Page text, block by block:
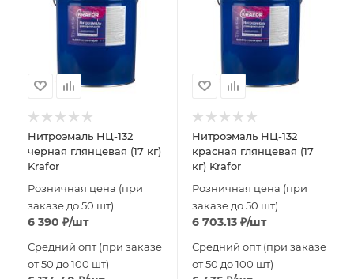
Нитроэмаль НЦ-132
черная глянцевая (17 кг)
Krafor
Розничная цена (при
заказе до 50 шт)
6 390 ₽/шт
Средний опт (при заказе
от 50 до 100 шт)
Нитроэмаль НЦ-132
красная глянцевая (17
кг) Krafor
Розничная цена (при
заказе до 50 шт)
6 703.13₽/шт
Средний опт (при заказе
от 50 до 100 шт)